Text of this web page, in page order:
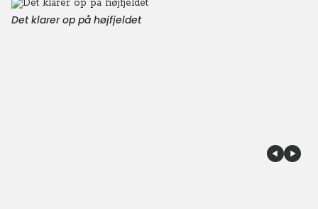
Det klarer op på højfjeldet